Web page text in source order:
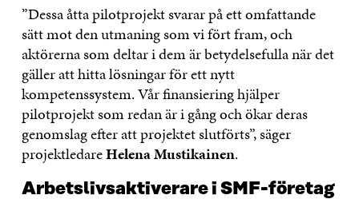
”Dessa åtta pilotprojekt svarar på ett omfattande
sätt mot den utmaning som vi fört fram, och
aktörerna som deltar i dem är betydelsefulla när det
gäller att hitta lösningar för ett nytt
kompetenssystem. Vår finansiering hjälper
pilotprojekt som redan är i gång och ökar deras
genomslag efter att projektet slutförts”, säger
projektledareHelena Mustikainen.
Arbetslivsaktiverare i SMF-företag